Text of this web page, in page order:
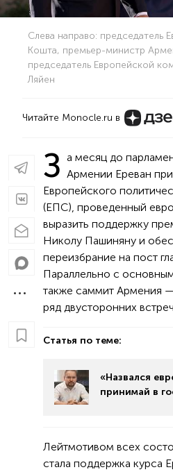
Слева направо: председатель
Кошта, премьер-министр
председатель Европейской
Ляйен
Читайте Monocle.ru в
З а месяц до
Армении Ереван
Европейского
(ЕПС), проведенный
выразить поддержку
Николу Пашиняну и
переизбрание на пост
Параллельно с
также саммит Армения
ряд двусторонних
Статья по теме:
«Назвался
принимай в
Лейтмотивом всех
стала поддержка курса